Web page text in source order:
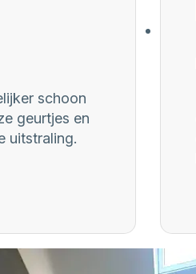
schoon
geurtjes en
uitstraling.